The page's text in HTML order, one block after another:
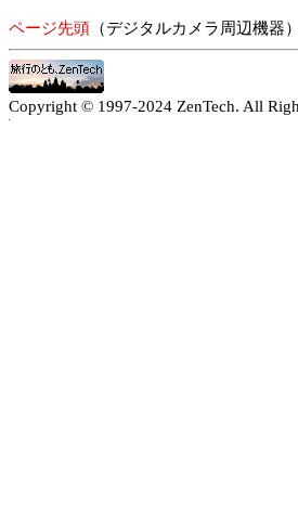
ページ先頭 （デジタルカメラ周辺機器
Copyright © 1997-2024 ZenTech. All